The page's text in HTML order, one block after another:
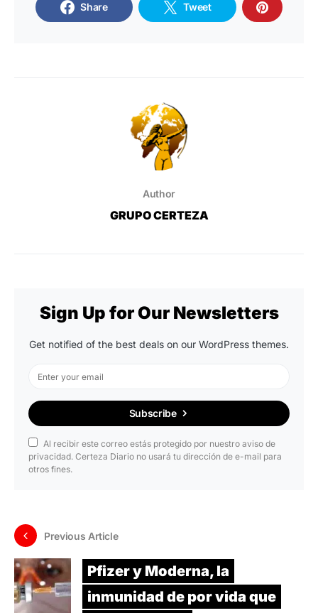
Share Tweet
Author
GRUPO CERTEZA
Sign Up for Our Newsletters
Get notified of the best deals on our WordPress themes.
Subscribe
Al recibir este correo estás protegido por nuestro aviso de
privacidad. Certeza Diario no usará tu dirección de e-mail para
otros fines.
Previous Article
Pfizer y Moderna, la
inmunidad de por vida que